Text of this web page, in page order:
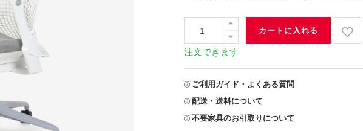
カートに入れる
注文できます
ご利用ガイド・よくある質問
配送・送料について
不要家具のお引取りについて